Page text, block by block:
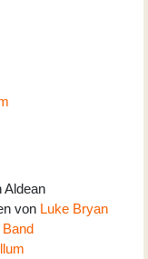
Aldean
von Luke Bryan
Band